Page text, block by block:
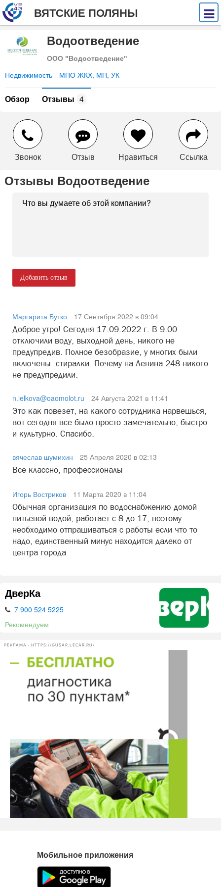
ВЯТСКИЕ ПОЛЯНЫ
Водоотведение
ООО "Водоотведение"
Недвижимость МПО ЖКХ, МП, УК
Обзор Отзывы 4
Звонок Отзыв Нравиться Ссылка
Отзывы Водоотведение
Добавить отзыв
Маргарита Бутко
17 Сентября 2022 в 09:04
Доброе утро! Сегодня 17.09.2022 г. В 9.00
отключили воду, выходной день, никого не
предупредив. Полное безобразие, у многих были
включены .стиралки. Почему на Ленина 248 никого
не предупредили.
n.lelkova@oaomolot.ru
24 Августа 2021 в 11:41
Это как повезет, на какого сотрудника нарвешься,
вот сегодня все было просто замечательно, быстро
и культурно. Спасибо.
вячеслав шумихин
25 Апреля 2020 в 02:13
Все классно, профессионалы
Игорь Востриков
11 Марта 2020 в 11:04
Обычная организация по водоснабжению домой
питьевой водой, работает с 8 до 17, поэтому
необходимо отпрашиваться с работы если что то
надо, единственный минус находится далеко от
центра города
ДверКа
7 900 524 5225
Рекомендуем
РЕКЛАМА • HTTPS://GUSAR.LECAR.RU/
Мобильное приложения